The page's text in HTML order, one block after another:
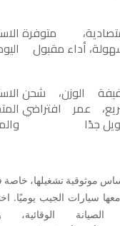
متوفرة
أداء مقبول
الوزن، شحن
عمر افتراضي
جدًا
موثوقية تشغيلها، خاصة
سيارات الجيب يوميًا.
الوقائية،